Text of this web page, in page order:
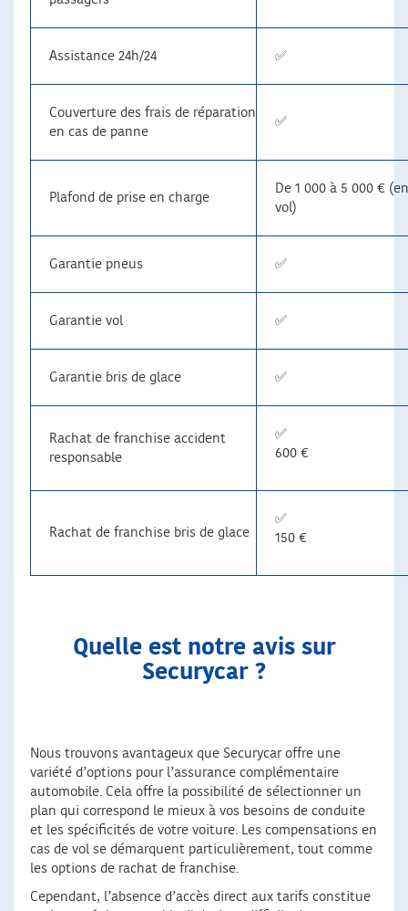
Assistance 24h/24 ✅
Couverture des frais de réparation
en cas de panne
✅
Plafond de prise en charge
De 1 000 à 5 000 €
vol)
Garantie pneus ✅
Garantie vol ✅
Garantie bris de glace ✅
Rachat de franchise accident
responsable
✅
600 €
Rachat de franchise bris de glace
✅
150 €
Quelle est notre avis sur
Securycar ?
Nous trouvons avantageux que Securycar offre une
variété d’options pour l’assurance complémentaire
automobile. Cela offre la possibilité de sélectionner un
plan qui correspond le mieux à vos besoins de conduite
et les spécificités de votre voiture. Les compensations en
cas de vol se démarquent particulièrement, tout comme
les options de rachat de franchise.
Cependant, l’absence d’accès direct aux tarifs constitue